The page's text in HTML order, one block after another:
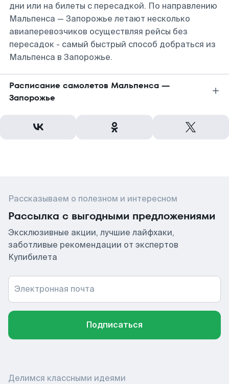
дни или на билеты с пересадкой. По направлению
Мальпенса — Запорожье летают несколько
авиаперевозчиков осуществляя рейсы без
пересадок - самый быстрый способ добраться из
Мальпенса в Запорожье.
Расписание самолетов Мальпенса —
Запорожье
Рассказываем о полезном и интересном
Рассылка с выгодными предложениями
Эксклюзивные акции, лучшие лайфхаки,
заботливые рекомендации от экспертов
Купибилета
Электронная почта
Подписаться
Делимся классными идеями